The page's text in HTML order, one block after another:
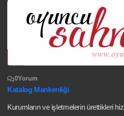
0Yorum
Katalog Mankenliği
Kurumların ve işletmelerin ürettikleri